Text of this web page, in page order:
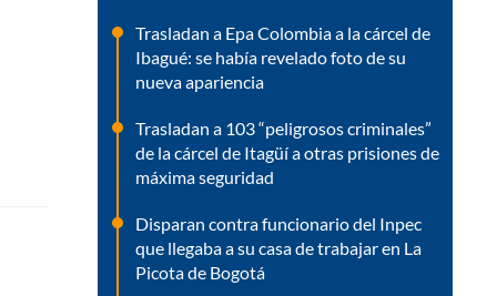
Trasladan a Epa Colombia a la cárcel de
Ibagué: se había revelado foto de su
nueva apariencia
Trasladan a 103 “peligrosos criminales”
de la cárcel de Itagüí a otras prisiones de
máxima seguridad
Disparan contra funcionario del Inpec
que llegaba a su casa de trabajar en La
Picota de Bogotá